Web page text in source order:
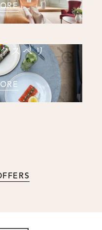
スペリ
閉じる